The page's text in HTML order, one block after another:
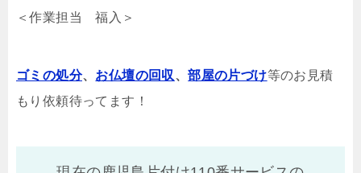
＜作業担当 福入＞
ゴミの処分、 お仏壇の回収、部屋の片づけ等のお見積
もり依頼待ってます！